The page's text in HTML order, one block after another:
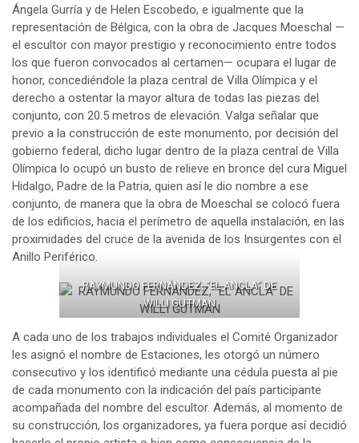
Ángela Gurría y de Helen Escobedo, e igualmente que la
representación de Bélgica, con la obra de Jacques Moeschal —
el escultor con mayor prestigio y reconocimiento entre todos
los que fueron convocados al certamen— ocupara el lugar de
honor, concediéndole la plaza central de Villa Olímpica y el
derecho a ostentar la mayor altura de todas las piezas del
conjunto, con 20.5 metros de elevación. Valga señalar que
previo a la construcción de este monumento, por decisión del
gobierno federal, dicho lugar dentro de la plaza central de Villa
Olímpica lo ocupó un busto de relieve en bronce del cura Miguel
Hidalgo, Padre de la Patria, quien así le dio nombre a ese
conjunto, de manera que la obra de Moeschal se colocó fuera
de los edificios, hacia el perímetro de aquella instalación, en las
proximidades del cruce de la avenida de los Insurgentes con el
Anillo Periférico.
RAYMUNDO FERNÁNDEZ, “EL ANCLA” DE
WILLI GUTMAN
A cada uno de los trabajos individuales el Comité Organizador
les asignó el nombre de Estaciones, les otorgó un número
consecutivo y los identificó mediante una cédula puesta al pie
de cada monumento con la indicación del país participante
acompañada del nombre del escultor. Además, al momento de
su construcción, los organizadores, ya fuera porque así decidió